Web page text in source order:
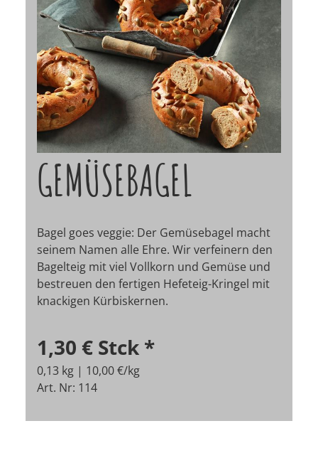
GEMÜSEBAGEL
Bagel goes veggie: Der Gemüsebagel macht
seinem Namen alle Ehre. Wir verfeinern den
Bagelteig mit viel Vollkorn und Gemüse und
bestreuen den fertigen Hefeteig-Kringel mit
knackigen Kürbiskernen.
1,30 € Stck *
0,13 kg | 10,00 €/kg
Art. Nr: 114